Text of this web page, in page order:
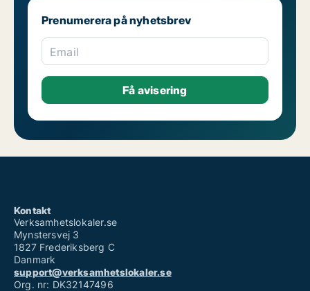
Prenumerera på nyhetsbrev
Email
Kontakt
Verksamhetslokaler.se
Mynstersvej 3
1827 Frederiksberg C
Danmark
support@verksamhetslokaler.se
Org. nr: DK32147496